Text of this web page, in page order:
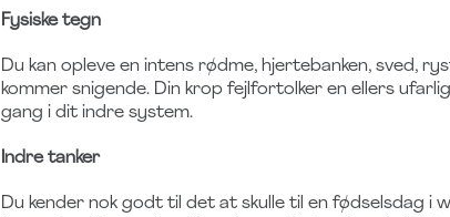
Fysiske tegn
Du kan opleve en intens rødme, hjertebanken, sved,
kommer snigende. Din krop fejlfortolker en ellers
gang i dit indre system.
Indre tanker
Du kender nok godt til det at skulle til en fødselsdag i